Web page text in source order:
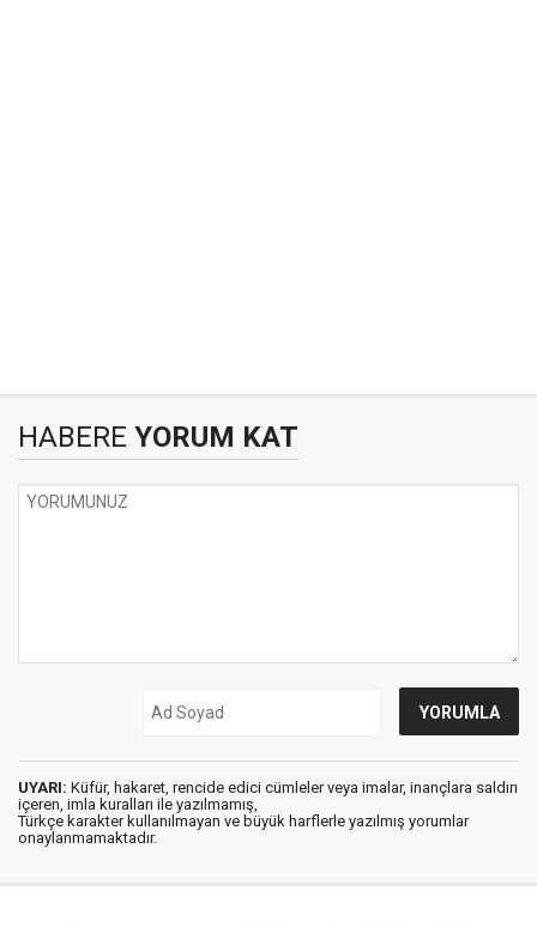
HABERE YORUM KAT
UYARI: Küfür, hakaret, rencide edici cümleler veya imalar, inançlara saldırı
içeren, imla kuralları ile yazılmamış,
Türkçe karakter kullanılmayan ve büyük harflerle yazılmış yorumlar
onaylanmamaktadır.